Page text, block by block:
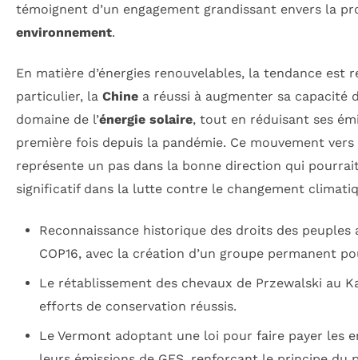
témoignent d’un engagement grandissant envers la
environnement.
En matière d’énergies renouvelables, la tendance est
particulier, la Chine a réussi à augmenter sa capacité
domaine de l’énergie solaire, tout en réduisant ses
première fois depuis la pandémie. Ce mouvement
représente un pas dans la bonne direction qui
significatif dans la lutte contre le changement
Reconnaissance historique des droits des
COP16, avec la création d’un groupe permanent
Le rétablissement des chevaux de Przewalski au
efforts de conservation réussis.
Le Vermont adoptant une loi pour faire payer les